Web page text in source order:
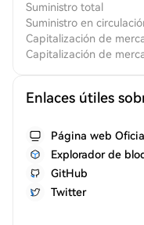
Suministro total
Suministro en
Capitalización de
Capitalización de
Enlaces útiles
Página web
Explorador de
GitHub
Twitter